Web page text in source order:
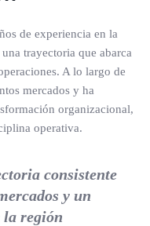
de experiencia en la
trayectoria que abarca
A lo largo de
mercados y ha
organizacional,
operativa.
consistente
y un
la región